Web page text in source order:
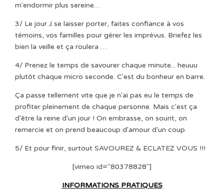
m'endormir plus sereine…
3/ Le jour J se laisser porter, faites confiance à vos
témoins, vos familles pour gérer les imprévus. Briefez les
bien la veille et ça roulera …
4/ Prenez le temps de savourer chaque minute... heuuu
plutôt chaque micro seconde. C'est du bonheur en barre.
Ça passe tellement vite que je n'ai pas eu le temps de
profiter pleinement de chaque personne. Mais c'est ça
d'être la reine d'un jour ! On embrasse, on sourit, on
remercie et on prend beaucoup d'amour d'un coup.
5/ Et pour finir, surtout SAVOUREZ & ECLATEZ VOUS !!!
[vimeo id="80378828"]
INFORMATIONS PRATIQUES